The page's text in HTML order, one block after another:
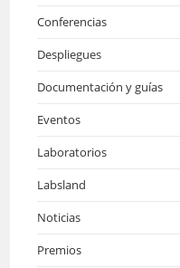
Conferencias
Despliegues
Documentación y guías
Eventos
Laboratorios
Labsland
Noticias
Premios